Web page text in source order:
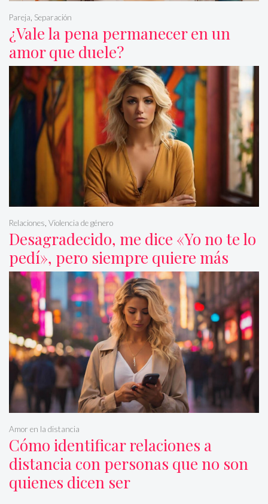
¿Vale la pena permanecer en un
amor que duele?
Pareja Separación
Desagradecido, me dice «Yo no te lo
pedí», pero siempre quiere más
Relaciones Violencia de género
Cómo identificar relaciones a
distancia con personas que no son
quienes dicen ser
Amor en la distancia